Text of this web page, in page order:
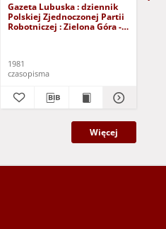
Gazeta Lubuska : dziennik
Polskiej Zjednoczonej Partii
Robotniczej : Zielona Góra -
1981
czasopisma
Więcej